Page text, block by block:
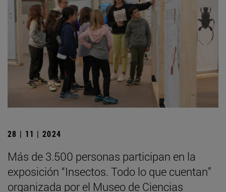
28 | 11 | 2024
Más de 3.500 personas participan en la
exposición “Insectos. Todo lo que cuentan”
organizada por el Museo de Ciencias